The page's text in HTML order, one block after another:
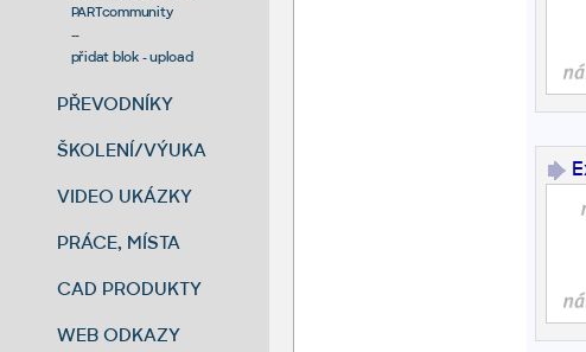
PARTcommunity
--
přidat blok - upload
PŘEVODNÍKY
ŠKOLENÍ/VÝUKA
VIDEO UKÁZKY
PRÁCE, MÍSTA
CAD PRODUKTY
WEB ODKAZY